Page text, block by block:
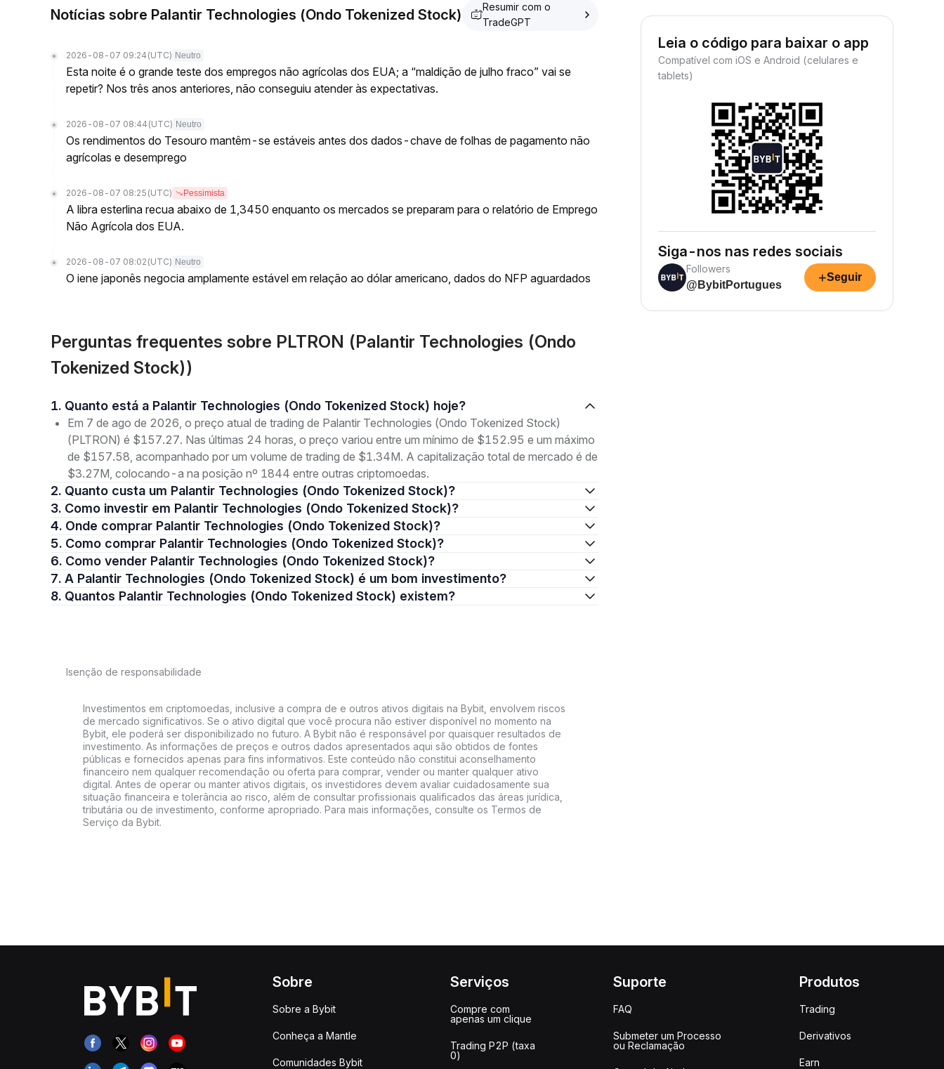
Notícias sobre Palantir Technologies (Ondo Tokenized Stock)
Resumir com o
TradeGPT
2026-08-07 09:24 (UTC) Neutro
Esta noite é o grande teste dos empregos não agrícolas dos EUA; a “maldição de julho fraco” vai se
repetir? Nos três anos anteriores, não conseguiu atender às expectativas.
2026-08-07 08:44 (UTC) Neutro
Os rendimentos do Tesouro mantêm-se estáveis antes dos dados-chave de folhas de pagamento não
agrícolas e desemprego
2026-08-07 08:25 (UTC) Pessimista
A libra esterlina recua abaixo de 1,3450 enquanto os mercados se preparam para o relatório de Emprego
Não Agrícola dos EUA.
2026-08-07 08:02 (UTC) Neutro
O iene japonês negocia amplamente estável em relação ao dólar americano, dados do NFP aguardados
Perguntas frequentes sobre PLTRON (Palantir Technologies (Ondo
Tokenized Stock))
1. Quanto está a Palantir Technologies (Ondo Tokenized Stock) hoje?
Em 7 de ago de 2026, o preço atual de trading de Palantir Technologies (Ondo Tokenized Stock)
(PLTRON) é $157.27. Nas últimas 24 horas, o preço variou entre um mínimo de $152.95 e um máximo
de $157.58, acompanhado por um volume de trading de $1.34M. A capitalização total de mercado é de
$3.27M, colocando-a na posição nº 1844 entre outras criptomoedas.
2. Quanto custa um Palantir Technologies (Ondo Tokenized Stock)?
3. Como investir em Palantir Technologies (Ondo Tokenized Stock)?
4. Onde comprar Palantir Technologies (Ondo Tokenized Stock)?
5. Como comprar Palantir Technologies (Ondo Tokenized Stock)?
6. Como vender Palantir Technologies (Ondo Tokenized Stock)?
7. A Palantir Technologies (Ondo Tokenized Stock) é um bom investimento?
8. Quantos Palantir Technologies (Ondo Tokenized Stock) existem?
Isenção de responsabilidade
Investimentos em criptomoedas, inclusive a compra de e outros ativos digitais na Bybit, envolvem riscos
de mercado significativos. Se o ativo digital que você procura não estiver disponível no momento na
Bybit, ele poderá ser disponibilizado no futuro. A Bybit não é responsável por quaisquer resultados de
investimento. As informações de preços e outros dados apresentados aqui são obtidos de fontes
públicas e fornecidos apenas para fins informativos. Este conteúdo não constitui aconselhamento
financeiro nem qualquer recomendação ou oferta para comprar, vender ou manter qualquer ativo
digital. Antes de operar ou manter ativos digitais, os investidores devem avaliar cuidadosamente sua
situação financeira e tolerância ao risco, além de consultar profissionais qualificados das áreas jurídica,
tributária ou de investimento, conforme apropriado. Para mais informações, consulte os Termos de
Serviço da Bybit.
Leia o código para baixar o app
Compatível com iOS e Android (celulares e
tablets)
Siga-nos nas redes sociais
Followers
@BybitPortugues
+Seguir
Sobre
Sobre a Bybit
Conheça a Mantle
Comunidades Bybit
Serviços
Compre com
apenas um clique
Trading P2P (taxa
0)
Suporte
FAQ
Submeter um Processo
ou Reclamação
Produtos
Trading
Derivativos
Earn